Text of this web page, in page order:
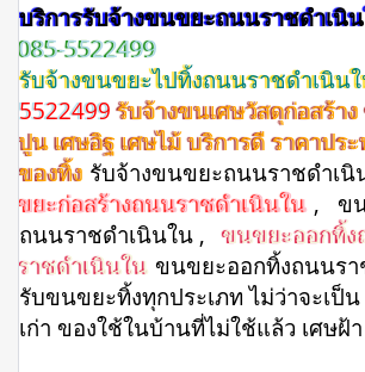
บริการรับจ้างขนขยะถนนราชดำเนิ
085-5522499
รับจ้างขนขยะไปทิ้งถนนราชดำเนิน
5522499 รับจ้างขนเศษวัสดุก่อสร้า
ปูน เศษอิฐ เศษไม้ บริการดี ราคาปร
ของทิ้ง รับจ้างขนขยะถนนราชดำเ
ขยะก่อสร้างถนนราชดำเนินใน , ขน
ถนนราชดำเนินใน ,
ขนขยะออกทิ้
ราชดำเนินใน ขนขยะออกทิ้งถนนรา
รับขนขยะทิ้งทุกประเภท ไม่ว่าจะเป็น
เก่า ของใช้ในบ้านที่ไม่ใช้แล้ว เศษฝ้